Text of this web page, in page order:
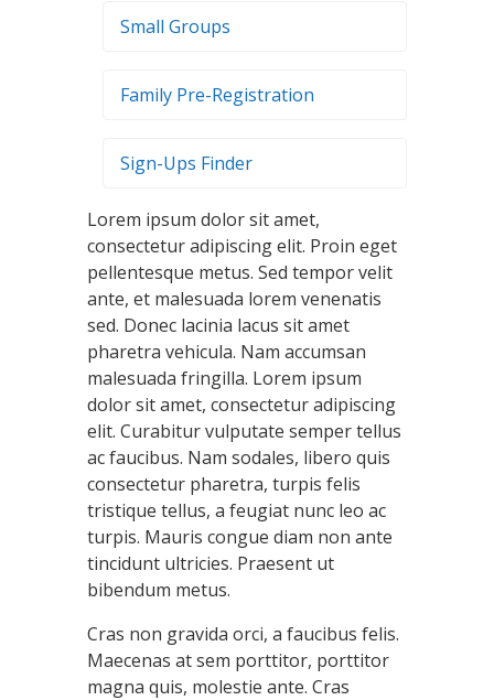
Small Groups
Family Pre-Registration
Sign-Ups Finder
Lorem ipsum dolor sit amet,
consectetur adipiscing elit. Proin eget
pellentesque metus. Sed tempor velit
ante, et malesuada lorem venenatis
sed. Donec lacinia lacus sit amet
pharetra vehicula. Nam accumsan
malesuada fringilla. Lorem ipsum
dolor sit amet, consectetur adipiscing
elit. Curabitur vulputate semper tellus
ac faucibus. Nam sodales, libero quis
consectetur pharetra, turpis felis
tristique tellus, a feugiat nunc leo ac
turpis. Mauris congue diam non ante
tincidunt ultricies. Praesent ut
bibendum metus.
Cras non gravida orci, a faucibus felis.
Maecenas at sem porttitor, porttitor
magna quis, molestie ante. Cras